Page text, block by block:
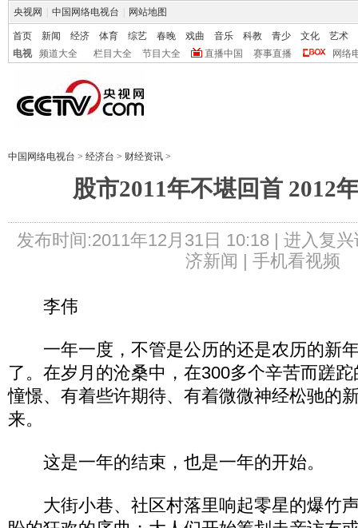
央视网 中国网络电视台 网站地图
首页 新闻 经济 体育 综艺 春晚 戏曲 音乐 科教 青少 文化
艺术
电视
频道大全 栏目大全 节目大全 直播中国 赛事直播 网络
中国网络电视台 > 经济台 > 财经资讯 >
股市2011年不堪回首 2012
发布时间:2011年12月31日 10:18 | 进入复兴
济新闻 | 手机看视频
李伟
一年一度，不管是公历的还是农历的新
了。在岁月的沧桑中，在300多个辛苦而蹉
憧憬、有着些许期待、有着微微神经松驰的
来。
这是一年的结束，也是一年的开始。
大街小巷、社区村落里响起零星的爆竹